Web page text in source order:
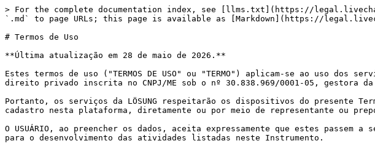
> For the complete documentation index, see [llms.txt](https://legal.livechat360.com.br/llms.txt). Markdown versions of documentation pages are available by appending `.md` to page URLs; this page is available as [Markdown](https://legal.livechat360.com.br/nossa-politica/termos-de-uso.md).

# Termos de Uso

**Última atualização em 28 de maio de 2026.**

Estes termos de uso ("TERMOS DE USO" ou "TERMO") aplicam-se ao uso dos serviços oferecidos pela Lösung Tecnologia ("LÖSUNG" ou "CONTRATADA"), pessoa jurídica de direito privado inscrita no CNPJ/ME sob o nº 30.838.969/0001-05, gestora da Plataforma LiveChat 360.

Portanto, os serviços da LÖSUNG respeitarão os dispositivos do presente Termo, e vincularão a PESSOA FÍSICA ou JURÍDICA licenciada ("USUÁRIO"), que tenha preenchido o cadastro nesta plataforma, diretamente ou por meio de representante ou preposto.

O USUÁRIO, ao preencher os dados, aceita expressamente que estes passem a ser parte integrante deste Termo, bem como estejam sob a gestão da LÖSUNG exclusivamente para o desenvolvimento das atividades listadas neste Instrumento.

O acesso ou uso da plataforma, o clique no botão "cadastrar" da página de cadastro da plataforma ou o envio dos dados pelo formulário de cadastro serão considerados, para todos os fins, como ACEITE eletrônico ao presente termo e todas as suas disposições.

O USUÁRIO é integralmente responsável por todas as atividades realizadas em sua conta e por garantir que todos os atendentes ou outros usuários associados à sua conta cumpram rigorosamente estes Termos de Uso. O USUÁRIO se compromete a utilizar a PLATAFORMA em total conformidade com as leis aplicáveis e a garantir que seus funcionários, terceirizados e quaisquer outros usuários vinculados a sua conta também o façam.

As credenciais de acesso (login e senha) fornecidas ao USUÁRIO ou criadas por este, são estritamente pessoais e intransferíveis. É expressamente proibido compartilhar, ceder ou disponibilizar as credenciais de acesso a terceiros. O USUÁRIO é o único responsável por manter a confidencialidade de suas credenciais e por todas as atividades que ocorram em sua conta, mesmo que realizadas por terceiros não autorizados que tenham obtido acesso às credenciais de forma indevida.

O USUÁRIO é responsável por utilizar dispositivos seguros e atualizados (computadores, smartphones, tablets) para acessar a PLATAFORMA, protegendo-os contra vírus, malwares e outras ameaças virtuais. É também responsabilidade do USUÁRIO garantir que sua conexão com a internet seja segura e confiável.

O USUÁRIO é o único e exclusivo responsável pelo conteúdo de todas as comunicações realizadas através da PLATAFORMA, incluindo, mas não se limitando a, mensagens de texto, áudios, vídeos, imagens e arquivos enviados. A LÖSUNG não monitora, edita, endossa ou se responsabiliza pelo conteúdo das comunicações trocadas entre o USUÁRIO e seus CLIENTES e vice versa. O USUÁRIO se compromete a não utilizar a PLATAFORMA para fins ilegais, abusivos, difamatórios, obscenos, ou que violem os direitos de terceiros e os termos de uso da Meta.

O USUÁRIO concorda em utilizar a PLATAFORMA exclusivamente para fins lícitos e em total conformidade com todas as leis e regulamentos aplicáveis, incluindo, mas não se limitando a, o Marco Civil da Internet (Lei nº 12.965/2014) e a Lei Geral de Proteção de Dados (Lei nº 13.709/2018). É expressamente proibido utilizar a PLATAFORMA para atividades ilegais, fraudulentas, ou que violem os direitos de terceiros.

Ao utilizar a PLATAFORMA em conjunto com serviços de terceiros (como, por exemplo, WhatsApp Business API, Instagram Direct, Facebook Messenger, entre outros), o USUÁRIO concorda em cumprir integralmente os termos de uso, políticas de privacidade e diretrizes comerciais desses serviços. O USUÁRIO é o único responsável por quaisquer violações desses termos e isenta a LÖSUNG de qualquer responsabilidade nesse sentido.

Ressalte-se que o ACEITE ao presente termo caracteriza que o USUÁRIO está automaticamente aderindo e concordando em se submeter integralmente a estes Termos de Uso, além de aceitar as disposições das políticas de privacidade e sigilo disponíveis neste site.

Assim, caso não concorde com os termos deste Instrumento, nem com a política de privacidade da LÖSUNG, é importante que não realize o uso ou acesso da plataforma, não preencha ou envie os seus dados, nem clique no botão "cadastrar" disponível na página de cadastro do site.

***

### 1. DEFINIÇÕES

Para exata compreensão e interpretação dos direitos e obrigações